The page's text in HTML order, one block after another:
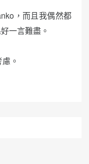
，而且我偶然都
一言難盡。
。